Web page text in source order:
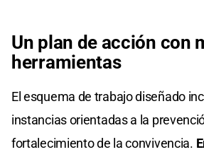
Un plan de acción con
herramientas
El esquema de trabajo diseñado
instancias orientadas a la
fortalecimiento de la convivencia.